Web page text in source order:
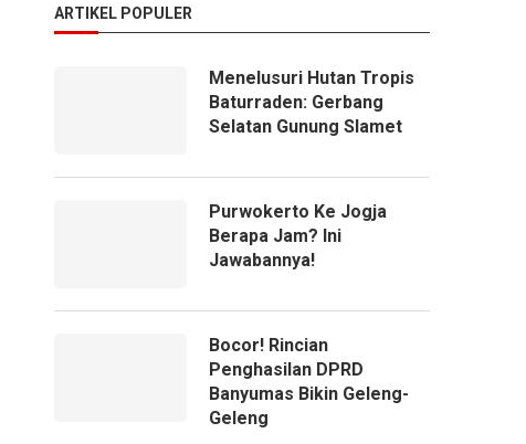
ARTIKEL POPULER
Menelusuri Hutan Tropis
Baturraden: Gerbang
Selatan Gunung Slamet
Purwokerto Ke Jogja
Berapa Jam? Ini
Jawabannya!
Bocor! Rincian
Penghasilan DPRD
Banyumas Bikin Geleng-
Geleng